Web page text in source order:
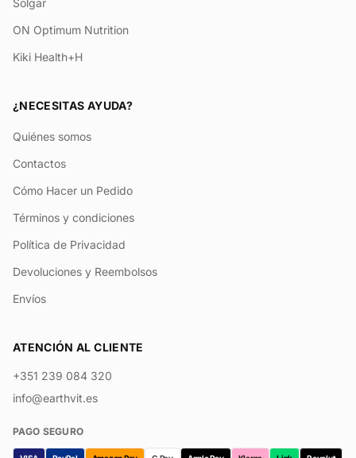
ON Optimum Nutrition
Kiki Health+H
¿NECESITAS AYUDA?
Quiénes somos
Contactos
Cómo Hacer un Pedido
Términos y condiciones
Política de Privacidad
Devoluciones y Reembolsos
Envíos
ATENCIÓN AL CLIENTE
+351 239 084 320
info@earthvit.es
PAGO SEGURO